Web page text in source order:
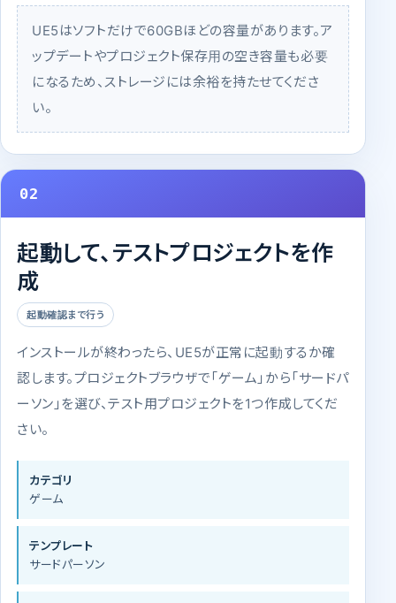
UE5はソフトだけで60GBほどの容量があります。ア
ップデートやプロジェクト保存用の空き容量も必要
になるため、ストレージには余裕を持たせてくださ
い。
02
起動して、テストプロジェクトを作
成
起動確認まで行う
インストールが終わったら、UE5が正常に起動するか確
認します。プロジェクトブラウザで「ゲーム」から「サードパ
ーソン」を選び、テスト用プロジェクトを1つ作成してくだ
さい。
カテゴリ
ゲーム
テンプレート
サードパーソン